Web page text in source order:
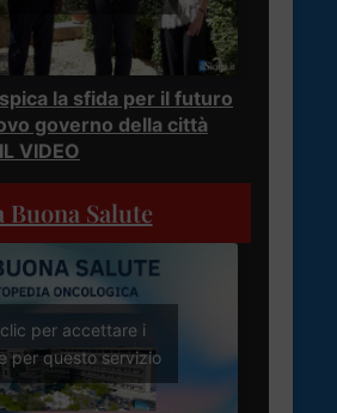
la sfida per il futuro
governo della città
VIDEO
Buona Salute
per accettare i
per questo servizio